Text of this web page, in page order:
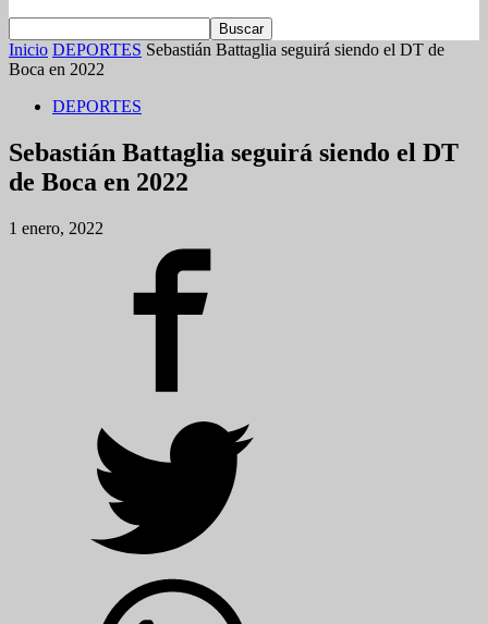
Inicio DEPORTES Sebastián Battaglia seguirá siendo el DT de
Boca en 2022
DEPORTES
Sebastián Battaglia seguirá siendo el DT
de Boca en 2022
1 enero, 2022